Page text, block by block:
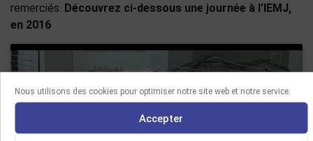
Nous utilisons des cookies pour optimiser notre site web et notre service.
Accepter
remerciés. Découvrez ci-dessous une journée à l’IEMJ,
en 2016
Cliquez pour accepter les cookies
marketing et activer ce contenu